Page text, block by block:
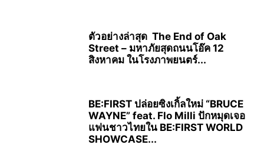
ตัวอย่างล่าสุด The End of Oak
Street – มหาภัยสุดถนนโอ๊ค 12
สิงหาคม ในโรงภาพยนตร์...
BE:FIRST ปล่อยซิงเกิ้ลใหม่ “BRUCE
WAYNE” feat. Flo Milli ปักหมุดเจอ
แฟนชาวไทยใน BE:FIRST WORLD
SHOWCASE...